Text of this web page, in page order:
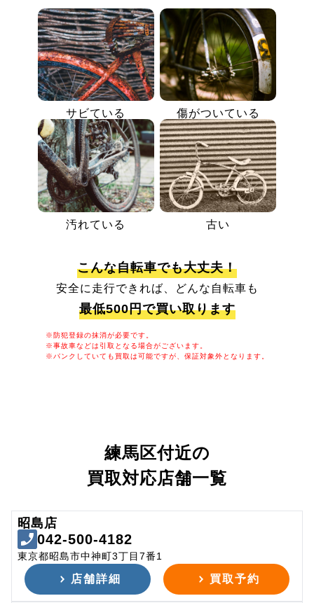
サビている 傷がついている
汚れている 古い
こんな自転車でも大丈夫！
安全に走行できれば、どんな自転車も
最低500円で買い取ります
※防犯登録の抹消が必要です。
※事故車などは引取となる場合がございます。
※パンクしていても買取は可能ですが、保証対象外となります。
練馬区付近の
買取対応店舗一覧
昭島店
042-500-4182
東京都昭島市中神町3丁目7番1
店舗詳細 買取予約